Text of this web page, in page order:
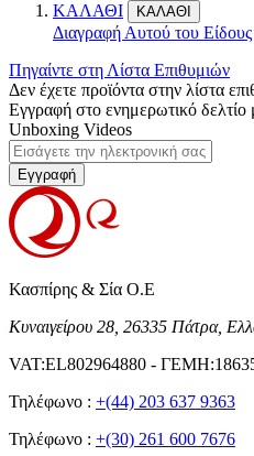
ΚΑΛΑΘΙ ΚΑΛΑΘΙ
Διαγραφή Αυτού του Είδους
Πηγαίντε στη Λίστα Επιθυμιών
Δεν έχετε προϊόντα στην λίστα
Εγγραφή στο ενημερωτικό δελτίο
Unboxing Videos
Εγγραφή
Κασπίρης & Σία Ο.Ε
Κυναιγείρου 28, 26335 Πάτρα,
VAT:EL802964880 -
Τηλέφωνο : +(44) 203 637 9363
Τηλέφωνο : +(30) 261 600 7676